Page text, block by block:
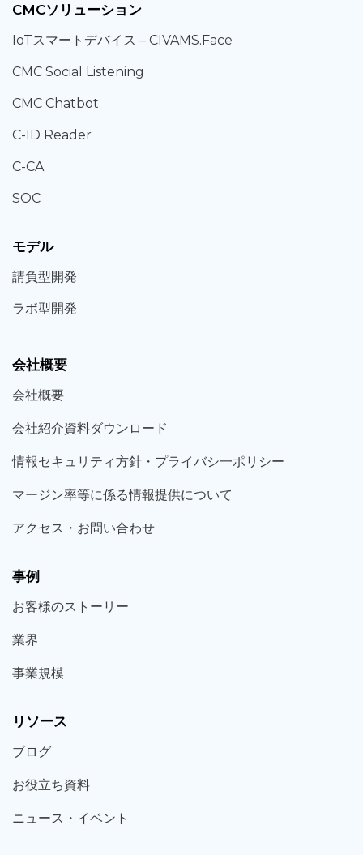
CMCソリューション
IoTスマートデバイス – CIVAMS.Face
CMC Social Listening
CMC Chatbot
C-ID Reader
C-CA
SOC
モデル
請負型開発
ラボ型開発
会社概要
会社概要
会社紹介資料ダウンロード
情報セキュリティ方針・プライバシ一ポリシー
マージン率等に係る情報提供について
アクセス・お問い合わせ
事例
お客様のストーリー
業界
事業規模
リソース
ブログ
お役立ち資料
ニュース・ イベント